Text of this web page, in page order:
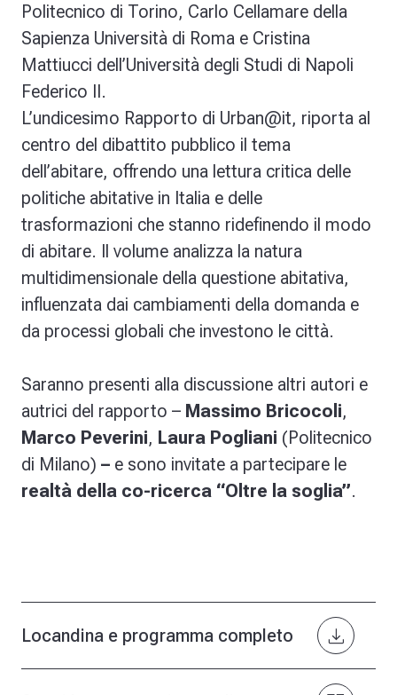
Locandina e programma completo download
Politecnico di Torino, Carlo Cellamare della
Sapienza Università di Roma e Cristina
Mattiucci dell’Università degli Studi di Napoli
Federico II.
L’undicesimo Rapporto di Urban@it, riporta al
centro del dibattito pubblico il tema
dell’abitare, offrendo una lettura critica delle
politiche abitative in Italia e delle
trasformazioni che stanno ridefinendo il modo
di abitare. Il volume analizza la natura
multidimensionale della questione abitativa,
influenzata dai cambiamenti della domanda e
da processi globali che investono le città.
Saranno presenti alla discussione altri autori e
autrici del rapporto – Massimo Bricocoli,
Marco Peverini, Laura Pogliani (Politecnico
di Milano) – e sono invitate a partecipare le
realtà della co-ricerca “Oltre la soglia”.